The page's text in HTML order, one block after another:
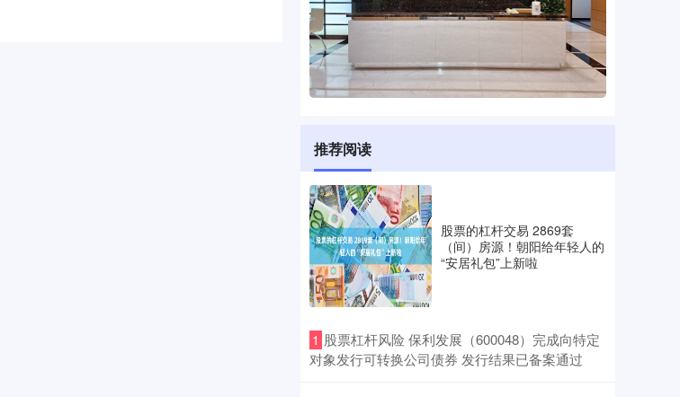
推荐阅读
股票的杠杆交易 2869套
（间）房源！朝阳给年轻人的
“安居礼包”上新啦
1 ​股票杠杆风险 保利发展（600048）完成向特定
对象发行可转换公司债券 发行结果已备案通过